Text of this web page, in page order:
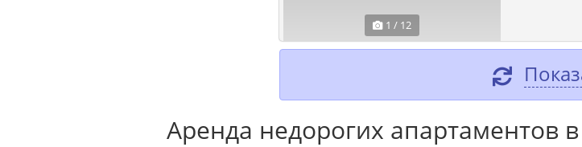
1 / 12
Аренда недорогих апартаментов